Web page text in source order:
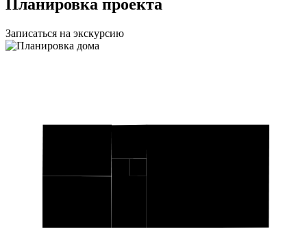
Планировка проекта
Записаться на экскурсию